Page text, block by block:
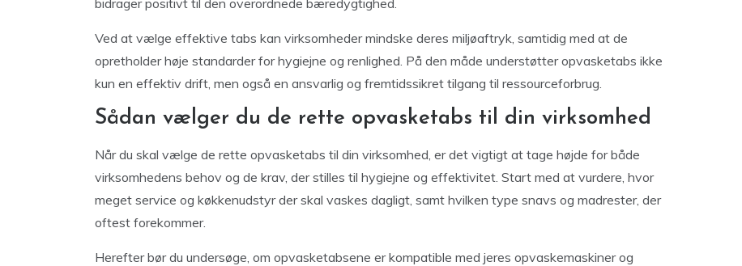
bidrager positivt til den overordnede bæredygtighed.
Ved at vælge effektive tabs kan virksomheder mindske deres miljøaftryk, samtidig med at de
opretholder høje standarder for hygiejne og renlighed. På den måde understøtter opvasketabs ikke
kun en effektiv drift, men også en ansvarlig og fremtidssikret tilgang til ressourceforbrug.
Sådan vælger du de rette opvasketabs til din virksomhed
Når du skal vælge de rette opvasketabs til din virksomhed, er det vigtigt at tage højde for både
virksomhedens behov og de krav, der stilles til hygiejne og effektivitet. Start med at vurdere, hvor
meget service og køkkenudstyr der skal vaskes dagligt, samt hvilken type snavs og madrester, der
oftest forekommer.
Herefter bør du undersøge, om opvasketabsene er kompatible med jeres opvaskemaskiner og